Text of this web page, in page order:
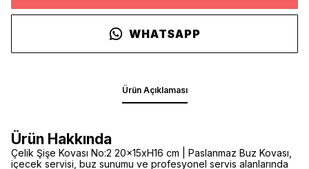
WHATSAPP
Ürün Açıklaması
Ürün Hakkında
Çelik Şişe Kovası No:2 20x15xH16 cm | Paslanmaz Buz Kovası,
içecek servisi, buz sunumu ve profesyonel servis alanlarında